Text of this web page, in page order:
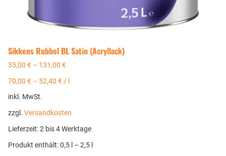
Sikkens Rubbol BL Satin (Acryllack)
35,00 € – 131,00 €
70,00 € – 52,40 € / l
inkl. MwSt.
zzgl. Versandkosten
Lieferzeit:2 bis 4 Werktage
Produkt enthält: 0,5 – 2,5